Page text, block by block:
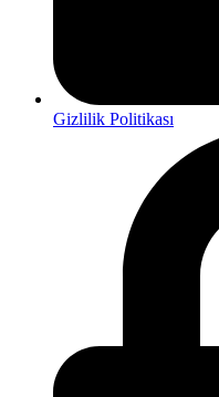
Gizlilik Politikası